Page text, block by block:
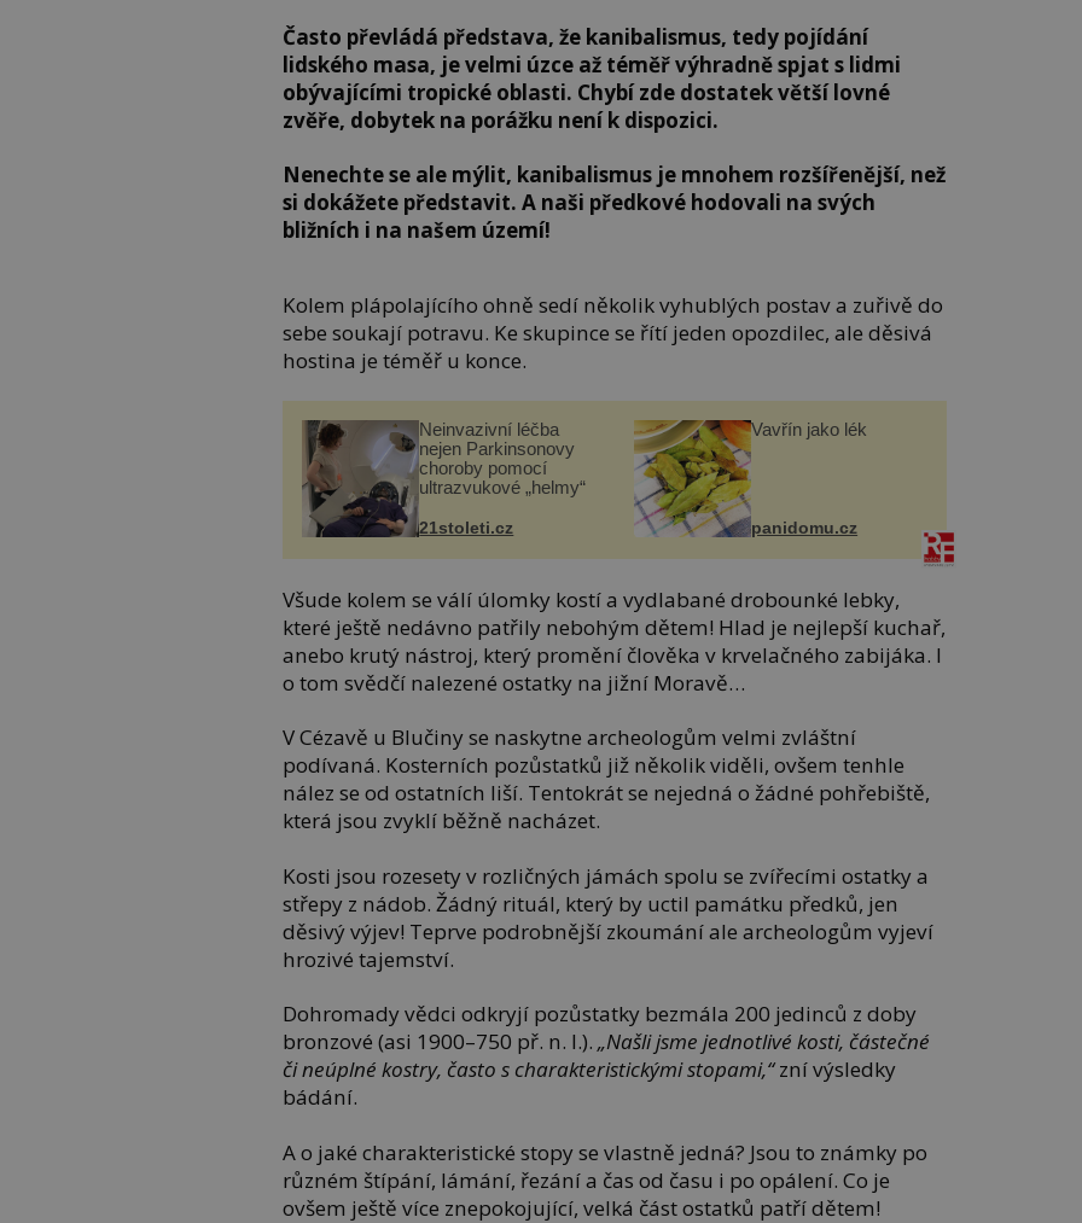
Často převládá představa, že kanibalismus, tedy pojídání
lidského masa, je velmi úzce až téměř výhradně spjat s lidmi
obývajícími tropické oblasti. Chybí zde dostatek větší lovné
zvěře, dobytek na porážku není k dispozici.
Nenechte se ale mýlit, kanibalismus je mnohem rozšířenější, než
si dokážete představit. A naši předkové hodovali na svých
bližních i na našem území!
Kolem plápolajícího ohně sedí několik vyhublých postav a zuřivě do
sebe soukají potravu. Ke skupince se řítí jeden opozdilec, ale děsivá
hostina je téměř u konce.
Neinvazivní léčba
nejen Parkinsonovy
choroby pomocí
ultrazvukové „helmy“
21stoleti.cz
Vavřín jako lék
panidomu.cz
Všude kolem se válí úlomky kostí a vydlabané drobounké lebky,
které ještě nedávno patřily nebohým dětem! Hlad je nejlepší kuchař,
anebo krutý nástroj, který promění člověka v krvelačného zabijáka. I
o tom svědčí nalezené ostatky na jižní Moravě…
V Cézavě u Blučiny se naskytne archeologům velmi zvláštní
podívaná. Kosterních pozůstatků již několik viděli, ovšem tenhle
nález se od ostatních liší. Tentokrát se nejedná o žádné pohřebiště,
která jsou zvyklí běžně nacházet.
Kosti jsou rozesety v rozličných jámách spolu se zvířecími ostatky a
střepy z nádob. Žádný rituál, který by uctil památku předků, jen
děsivý výjev! Teprve podrobnější zkoumání ale archeologům vyjeví
hrozivé tajemství.
Dohromady vědci odkryjí pozůstatky bezmála 200 jedinců z doby
bronzové (asi 1900–750 př. n. l.).„Našli jsme jednotlivé kosti, částečné
či neúplné kostry, často s charakteristickými stopami,“zní výsledky
bádání.
A o jaké charakteristické stopy se vlastně jedná? Jsou to známky po
různém štípání, lámání, řezání a čas od času i po opálení. Co je
ovšem ještě více znepokojující, velká část ostatků patří dětem!